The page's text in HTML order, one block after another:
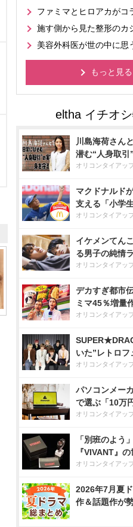
ファミマとヒロアカがコ
施す側から見た整形のカ
美容外科医が世の中に思
もっと見る
川島海荷さん
潜む“人身取引
オリコンタイアッ
マクドナルド
支える「小学
オリコンタイアッ
イケメンてん
る男子の純情
オリコンタイアッ
デカすぎ都市
ミマ45％増量
オリコンタイアッ
いた”レトロフ
オリコンタイアッ
パソコンメー
で選ぶ「10万
オリコンタイアッ
「別班のよう
『VIVANT』
オリコンタイアッ
2026年7月夏
作＆話題作が